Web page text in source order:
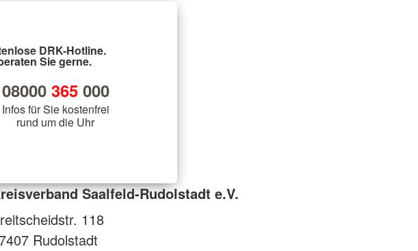
DRK-Hotline.
Sie gerne.
08000 365000
Infos für Sie kostenfrei
rund um die Uhr
Saalfeld-Rudolstadt e.V.
118
Rudolstadt